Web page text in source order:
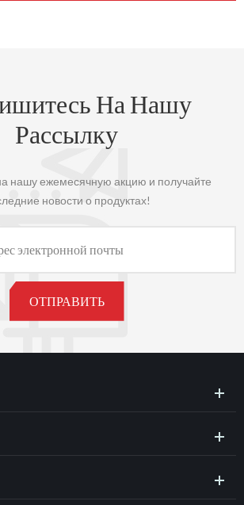
На Нашу
Рассылку
нашу ежемесячную акцию и получайте
новости о продуктах!